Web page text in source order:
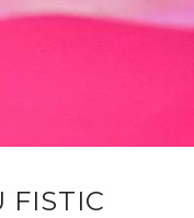
FISTIC